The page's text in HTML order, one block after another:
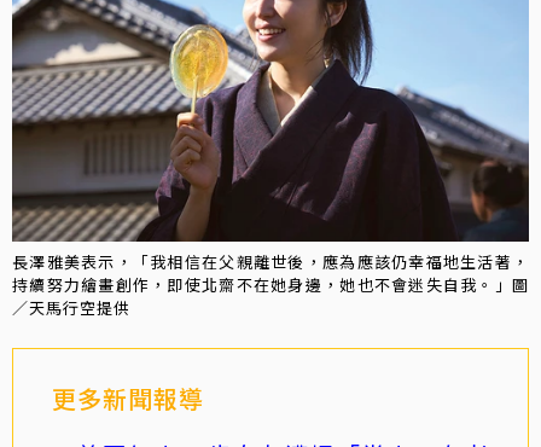
長澤雅美表示，「我相信在父親離世後，應為應該仍幸福地生活著，
持續努力繪畫創作，即使北齋不在她身邊，她也不會迷失自我。」圖
／天馬行空提供
更多新聞報導